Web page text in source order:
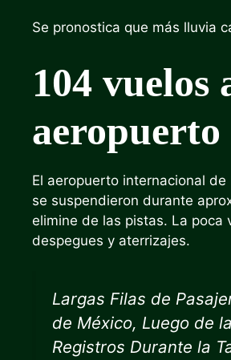
Se pronostica que más lluvia
104 vuelos
aeropuerto
El aeropuerto internacional
se suspendieron durante
elimine de las pistas. La
despegues y aterrizajes.
Largas Filas de
de México, Luego de
Registros Durante la